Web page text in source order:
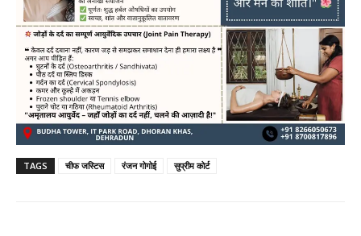
TAGS चीफ जस्टिस रंजन गोगोई सुप्रीम कोर्ट